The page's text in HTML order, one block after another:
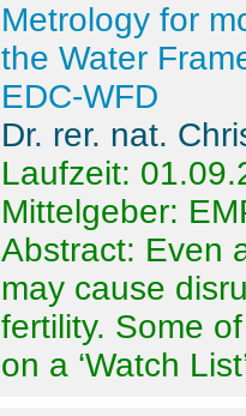
Metrology for
the Water
EDC-WFD
Dr. rer. nat.
Laufzeit:
Mittelgeber:
Abstract: Even
may cause
fertility. Some
on a ‘Watch